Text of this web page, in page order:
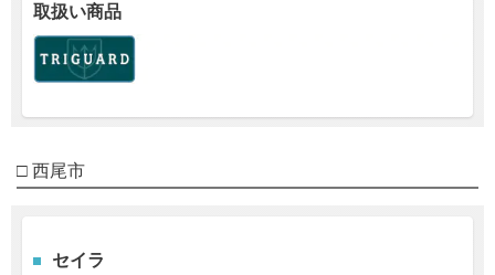
取扱い商品
□ 西尾市
セイラ